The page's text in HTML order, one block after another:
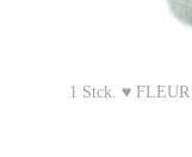
1 Stck. ♥